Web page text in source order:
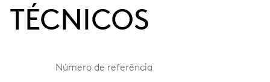
TÉCNICOS
Número de referência